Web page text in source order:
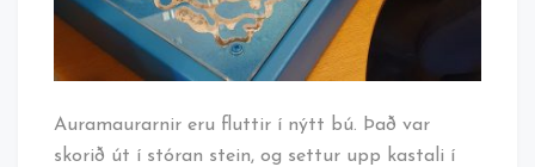
Auramaurarnir eru fluttir í nýtt bú. Það var
skorið út í stóran stein, og settur upp kastali í